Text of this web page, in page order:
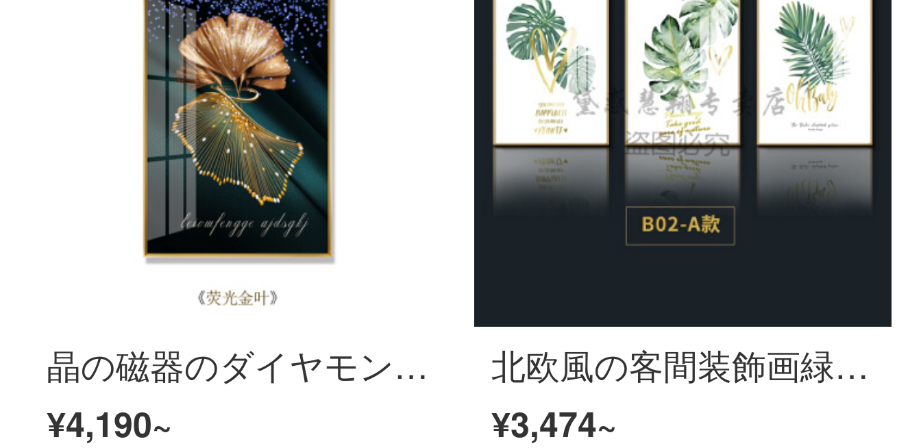
晶の磁器のダイヤモンドは近代的で簡単に玄関を飾って抽象的な客間の背景の壁をかいて北欧の風の軽い豪華な壁画の蛍光の金の葉の40*60のシングル幅を掛けます（噴絵+晶の磁器の工芸+巧みな匠が表装します）
¥4,190~
北欧風の客間装飾画緑植ソファーの背景壁の三連画は縦書きの小清新な廊下の壁画レストランの寝室の部屋の芸術壁の壁に壁に掛けられた壁にカスタマイズ品B 02-A（亀背竹-春羽-棕櫚樹）40*60 cmの金色の枠を掛けます。
¥3,474~